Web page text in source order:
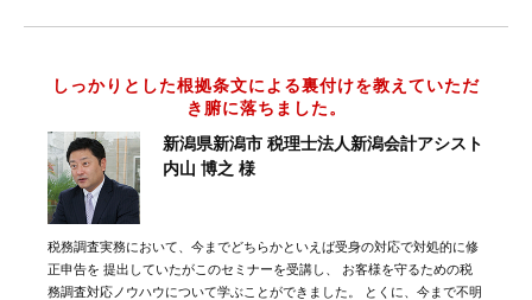
しっかりとした根拠条文による裏付けを教えていただ
き腑に落ちました。
新潟県新潟市 税理士法人新潟会計アシスト
内山 博之 様
税務調査実務において、今までどちらかといえば受身の対応で対処的に修
正申告を 提出していたがこのセミナーを受講し、 お客様を守るための税
務調査対応ノウハウについて学ぶことができました。 とくに、今まで不明